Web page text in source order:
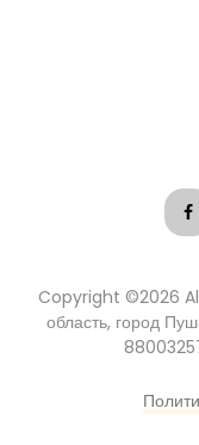
Copyright ©2026
область, город